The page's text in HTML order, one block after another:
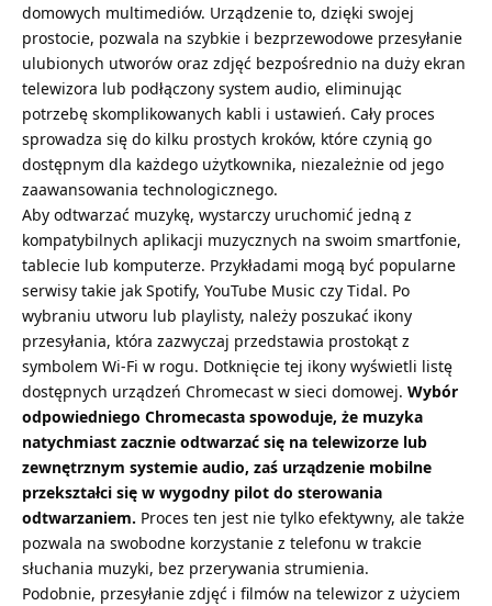
domowych multimediów. Urządzenie to, dzięki swojej
prostocie, pozwala na szybkie i bezprzewodowe przesyłanie
ulubionych utworów oraz zdjęć bezpośrednio na duży ekran
telewizora lub podłączony system audio, eliminując
potrzebę skomplikowanych kabli i ustawień. Cały proces
sprowadza się do kilku prostych kroków, które czynią go
dostępnym dla każdego użytkownika, niezależnie od jego
zaawansowania technologicznego.
Aby odtwarzać muzykę, wystarczy uruchomić jedną z
kompatybilnych aplikacji muzycznych na swoim smartfonie,
tablecie lub komputerze. Przykładami mogą być popularne
serwisy takie jak Spotify, YouTube Music czy Tidal. Po
wybraniu utworu lub playlisty, należy poszukać ikony
przesyłania, która zazwyczaj przedstawia prostokąt z
symbolem Wi-Fi w rogu. Dotknięcie tej ikony wyświetli listę
dostępnych urządzeń Chromecast w sieci domowej. Wybór
odpowiedniego Chromecasta spowoduje, że muzyka
natychmiast zacznie odtwarzać się na telewizorze lub
zewnętrznym systemie audio, zaś urządzenie mobilne
przekształci się w wygodny pilot do sterowania
odtwarzaniem. Proces ten jest nie tylko efektywny, ale także
pozwala na swobodne korzystanie z telefonu w trakcie
słuchania muzyki, bez przerywania strumienia.
Podobnie, przesyłanie zdjęć i filmów na telewizor z użyciem